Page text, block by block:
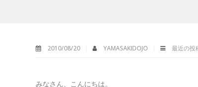
2010/08/20 YAMASAKIDOJO 最近の投
みなさん、こんにちは。